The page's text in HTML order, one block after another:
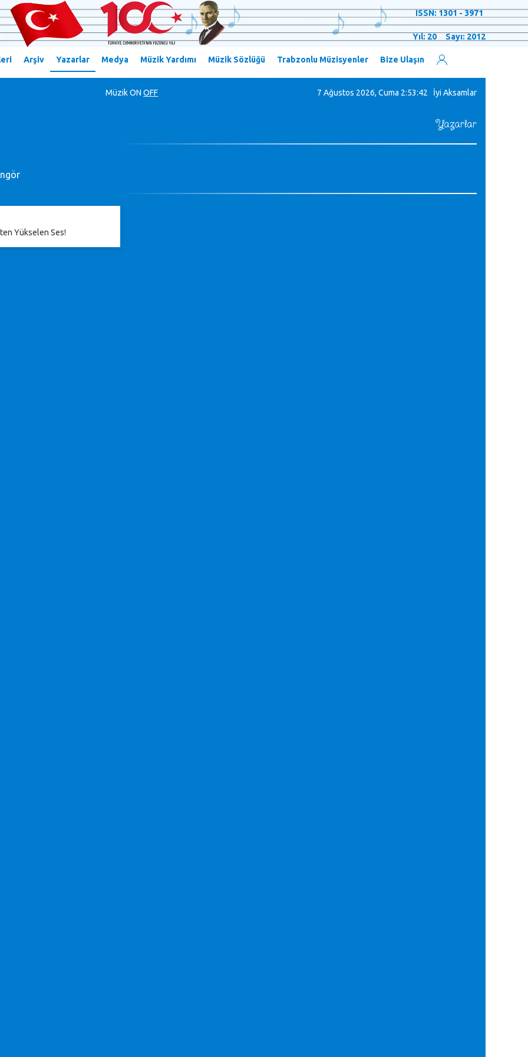
ISSN: 1301 - 3971
Yıl: 20 Sayı: 2012
Arşiv Yazarlar Medya Müzik Yardımı Müzik Sözlüğü Trabzonlu Müzisyenler Bize Ulaşın
MüzikON OFF 7 Ağustos 2026, Cuma 2:53:43 İyi Aksamlar
Yazarlar
Yükselen Ses!